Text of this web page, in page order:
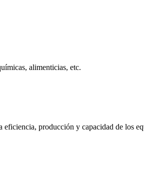
alimenticias, etc.
eficiencia, producción y capacidad de los